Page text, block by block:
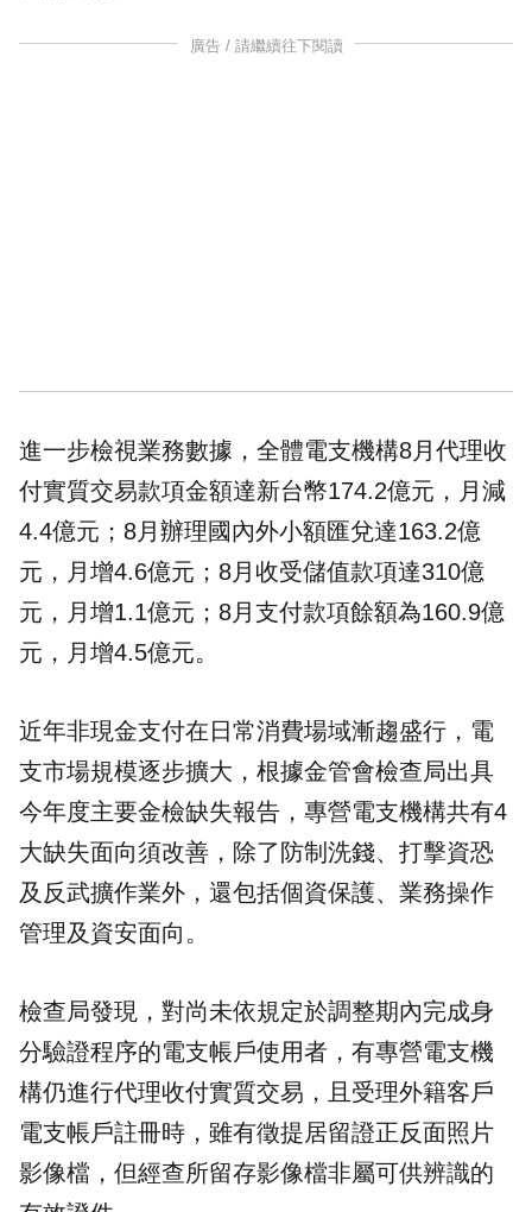
廣告 / 請繼續往下閱讀
進一步檢視業務數據，全體電支機構8月代理收
付實質交易款項金額達新台幣174.2億元，月減
4.4億元；8月辦理國內外小額匯兌達163.2億
元，月增4.6億元；8月收受儲值款項達310億
元，月增1.1億元；8月支付款項餘額為160.9億
元，月增4.5億元。
近年非現金支付在日常消費場域漸趨盛行，電
支市場規模逐步擴大，根據金管會檢查局出具
今年度主要金檢缺失報告，專營電支機構共有4
大缺失面向須改善，除了防制洗錢、打擊資恐
及反武擴作業外，還包括個資保護、業務操作
管理及資安面向。
檢查局發現，對尚未依規定於調整期內完成身
分驗證程序的電支帳戶使用者，有專營電支機
構仍進行代理收付實質交易，且受理外籍客戶
電支帳戶註冊時，雖有徵提居留證正反面照片
影像檔，但經查所留存影像檔非屬可供辨識的